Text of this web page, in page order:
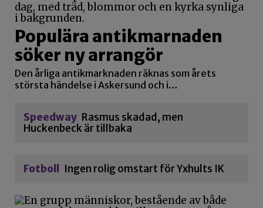
Populära antikmarnaden
söker ny arrangör
Den årliga antikmarknaden räknas som årets
största händelse i Askersund och i…
Speedway Rasmus skadad, men
Huckenbeck är tillbaka
Fotboll Ingen rolig omstart för Yxhults IK